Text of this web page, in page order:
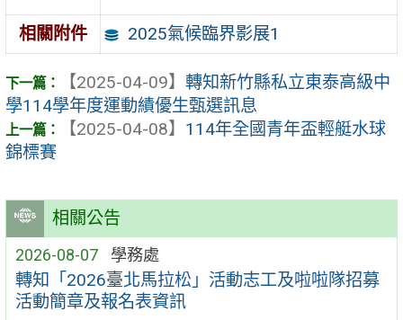
相關公告
2026-08-07 學務處
轉知「2026臺北馬拉松」活動志工及啦啦隊招募
活動簡章及報名表資訊
相關附件 2025氣候臨界影展1
【2025-04-09】 轉知新竹縣私立東泰高級中
學114學年度運動績優生甄選訊息
【2025-04-08】 114年全國青年盃輕艇水球
錦標賽